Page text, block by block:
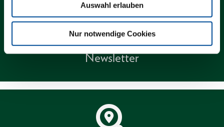
Auswahl erlauben
Nur notwendige Cookies
Newsletter